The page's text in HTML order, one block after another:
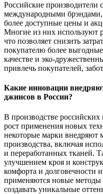
Российские производители
международными брэндами,
более доступные цены и
Многие из них используют
что позволяет снизить
покупателю более
качестве и эко-
привлечь покупателей,
Какие инновации
джинсов в России?
В производстве
рост применения новых
некоторые марки внедряют
производства, включая
и переработанных тканей.
улучшением кроя и
комфорта и долговечности
применяются новые методы
создавать уникальные